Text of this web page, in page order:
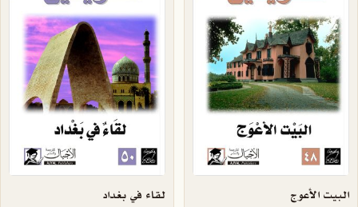
البيت الأعوج لقاء في بغداد